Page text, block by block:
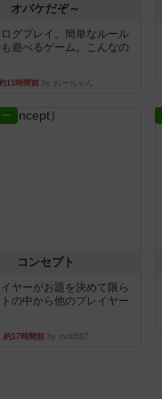
オバケだぞ～
グプレイ。簡単なルール
遊べるゲーム。こんなの
11時間前by おーちゃん
コンセプト
ヤーがお題を決めて限ら
の中から他のプレイヤー
約17時間前by mob567